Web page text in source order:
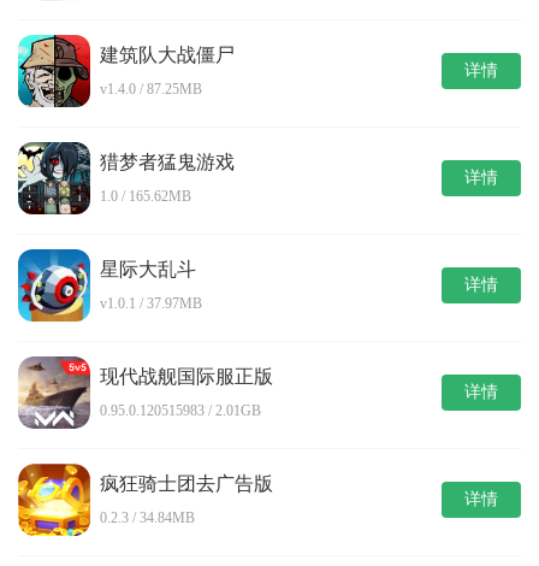
建筑队大战僵尸
v1.4.0 / 87.25MB
详情
猎梦者猛鬼游戏
1.0 / 165.62MB
详情
星际大乱斗
v1.0.1 / 37.97MB
详情
现代战舰国际服正版
0.95.0.120515983 / 2.01GB
详情
疯狂骑士团去广告版
0.2.3 / 34.84MB
详情